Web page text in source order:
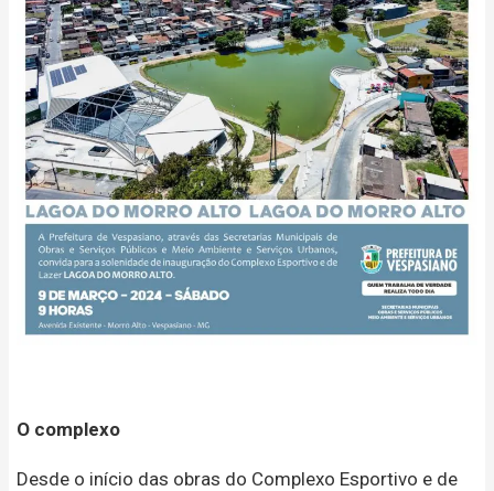
O complexo
Desde o início das obras do Complexo Esportivo e de